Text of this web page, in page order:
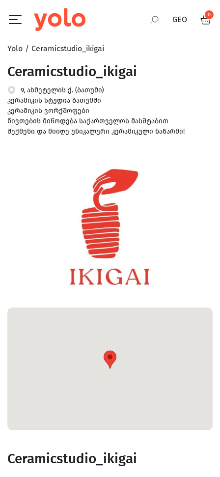
GEO
0
Yolo Ceramicstudio_ikigai
Ceramicstudio_ikigai
9, ახმეტელის ქ. (ბათუმი)
კერამიკის სტუდია ბათუმში
კერამიკის ვორქშოფები
ნივთების მიწოდება საქართველოს მასშტაბით
შექმენი და მიიღე უნიკალური კერამიკული ნაწარმი!
Ceramicstudio_ikigai